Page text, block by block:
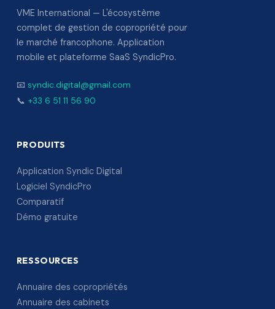
VME International — L'écosystème
complet de gestion de copropriété pour
le marché francophone. Application
mobile et plateforme SaaS SyndicPro.
📧 syndic.digital@gmail.com
📞 +33 6 51 11 56 90
PRODUITS
Application Syndic Digital
Logiciel SyndicPro
Comparatif
Démo gratuite
RESSOURCES
Annuaire des copropriétés
Annuaire des cabinets